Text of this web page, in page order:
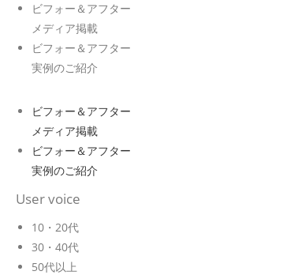
ビフォー＆アフター
メディア掲載
ビフォー＆アフター
実例のご紹介
ビフォー＆アフター
メディア掲載
ビフォー＆アフター
実例のご紹介
User voice
10・20代
30・40代
50代以上